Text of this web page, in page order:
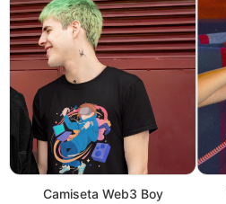
Camiseta Web3 Boy